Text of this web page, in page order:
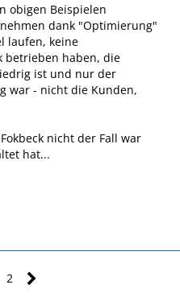
obigen Beispielen
dank "Optimierung"
laufen, keine
betrieben haben, die
ist und nur der
war - nicht die Kunden,
nicht der Fall war
hat...
2